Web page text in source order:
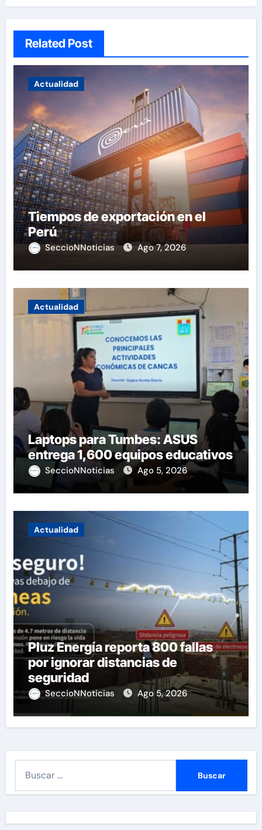
Related Post
Actualidad
Tiempos de exportación en el
Perú
SeccioNNoticias Ago 7, 2026
Actualidad
Laptops para Tumbes: ASUS
entrega 1,600 equipos educativos
SeccioNNoticias Ago 5, 2026
Actualidad
Pluz Energía reporta 800 fallas
por ignorar distancias de
seguridad
SeccioNNoticias Ago 5, 2026